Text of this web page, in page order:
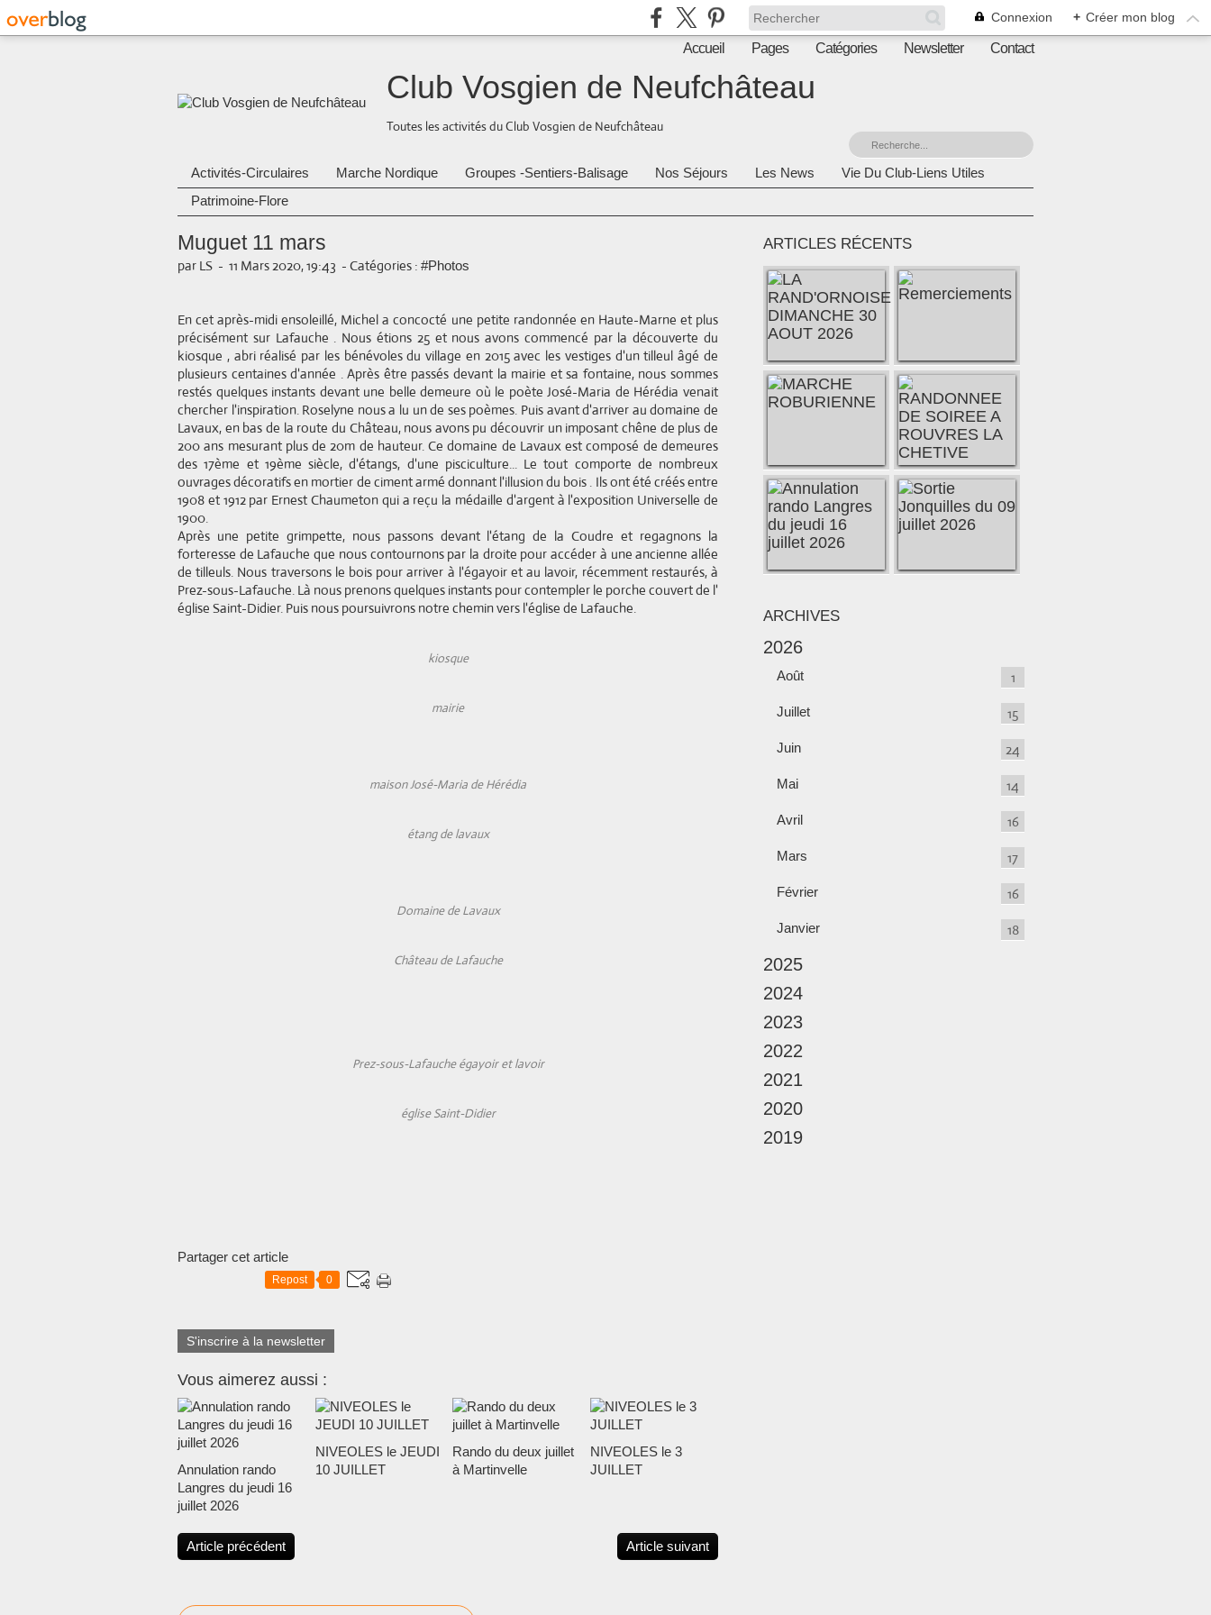
Connexion + Créer mon blog
Accueil Pages Catégories Newsletter Contact
Club Vosgien de Neufchâteau
Toutes les activités du Club Vosgien de Neufchâteau
Activités-Circulaires Marche Nordique Groupes -Sentiers-Balisage Nos Séjours Les News
Vie Du Club-Liens Utiles
Patrimoine-Flore
Muguet 11 mars
par LS - 11 Mars 2020, 19:43 - Catégories : #Photos
En cet après-midi ensoleillé, Michel a concocté une petite randonnée en Haute-Marne et plus
précisément sur Lafauche . Nous étions 25 et nous avons commencé par la découverte du
kiosque , abri réalisé par les bénévoles du village en 2015 avec les vestiges d'un tilleul âgé de
plusieurs centaines d'année . Après être passés devant la mairie et sa fontaine, nous sommes
restés quelques instants devant une belle demeure où le poète José-Maria de Hérédia venait
chercher l'inspiration. Roselyne nous a lu un de ses poèmes. Puis avant d'arriver au domaine de
Lavaux, en bas de la route du Château, nous avons pu découvrir un imposant chêne de plus de
200 ans mesurant plus de 20m de hauteur. Ce domaine de Lavaux est composé de demeures
des 17ème et 19ème siècle, d'étangs, d'une pisciculture... Le tout comporte de nombreux
ouvrages décoratifs en mortier de ciment armé donnant l'illusion du bois . Ils ont été créés entre
1908 et 1912 par Ernest Chaumeton qui a reçu la médaille d'argent à l'exposition Universelle de
1900.
Après une petite grimpette, nous passons devant l'étang de la Coudre et regagnons la
forteresse de Lafauche que nous contournons par la droite pour accéder à une ancienne allée
de tilleuls. Nous traversons le bois pour arriver à l'égayoir et au lavoir, récemment restaurés, à
Prez-sous-Lafauche. Là nous prenons quelques instants pour contempler le porche couvert de l'
église Saint-Didier. Puis nous poursuivrons notre chemin vers l'église de Lafauche.
kiosque
mairie
maison José-Maria de Hérédia
étang de lavaux
Domaine de Lavaux
Château de Lafauche
Prez-sous-Lafauche égayoir et lavoir
église Saint-Didier
Partager cet article
Repost 0
S'inscrire à la newsletter
Vous aimerez aussi :
Annulation rando
Langres du jeudi 16
juillet 2026
NIVEOLES le JEUDI
10 JUILLET
Rando du deux juillet
à Martinvelle
NIVEOLES le 3
JUILLET
Article précédent Article suivant
ARTICLES RÉCENTS
ARCHIVES
2026
Août 1
Juillet 15
Juin 24
Mai 14
Avril 16
Mars 17
Février 16
Janvier 18
2025
2024
2023
2022
2021
2020
2019